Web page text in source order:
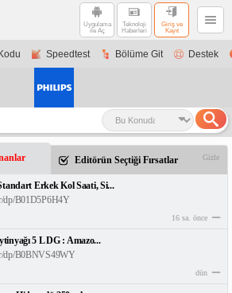
Uygulama
ile Aç
Teknoloji
Haberleri
Giriş ve
Kayıt
Speedtest Bölüme Git Destek
Editörün Seçtiği Fırsatlar Gizle
Erkek Kol Saati, Si...
dp/B01D5P6H4Y
16 sa. önce
5 L DG : Amazo...
dp/B0BNVS49WY
dün